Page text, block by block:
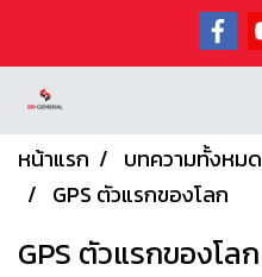
หน้าแรก บทความทั้งหมด
GPS ตัวแรกของโลก
GPS ตัวแรกของโลก